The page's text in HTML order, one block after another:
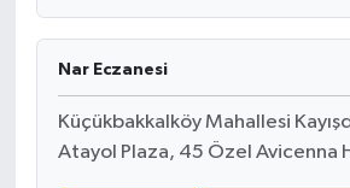
Nar Eczanesi
Küçükbakkalköy Mahallesi
Atayol Plaza, 45 Özel Avicenna